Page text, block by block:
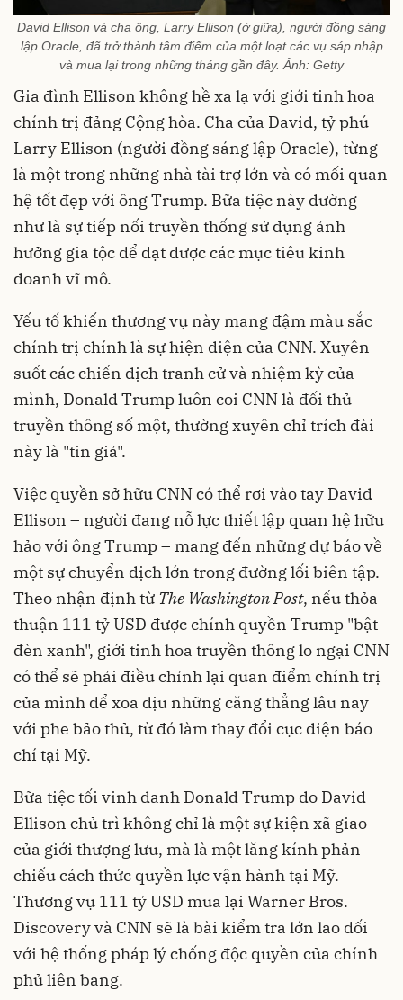
David Ellison và cha ông, Larry Ellison (ở giữa), người đồng sáng
lập Oracle, đã trở thành tâm điểm của một loạt các vụ sáp nhập
và mua lại trong những tháng gần đây. Ảnh: Getty
Gia đình Ellison không hề xa lạ với giới tinh hoa
chính trị đảng Cộng hòa. Cha của David, tỷ phú
Larry Ellison (người đồng sáng lập Oracle), từng
là một trong những nhà tài trợ lớn và có mối quan
hệ tốt đẹp với ông Trump. Bữa tiệc này dường
như là sự tiếp nối truyền thống sử dụng ảnh
hưởng gia tộc để đạt được các mục tiêu kinh
doanh vĩ mô.
Yếu tố khiến thương vụ này mang đậm màu sắc
chính trị chính là sự hiện diện của CNN. Xuyên
suốt các chiến dịch tranh cử và nhiệm kỳ của
mình, Donald Trump luôn coi CNN là đối thủ
truyền thông số một, thường xuyên chỉ trích đài
này là "tin giả".
Việc quyền sở hữu CNN có thể rơi vào tay David
Ellison – người đang nỗ lực thiết lập quan hệ hữu
hảo với ông Trump – mang đến những dự báo về
một sự chuyển dịch lớn trong đường lối biên tập.
Theo nhận định từ The Washington Post, nếu thỏa
thuận 111 tỷ USD được chính quyền Trump "bật
đèn xanh", giới tinh hoa truyền thông lo ngại CNN
có thể sẽ phải điều chỉnh lại quan điểm chính trị
của mình để xoa dịu những căng thẳng lâu nay
với phe bảo thủ, từ đó làm thay đổi cục diện báo
chí tại Mỹ.
Bữa tiệc tối vinh danh Donald Trump do David
Ellison chủ trì không chỉ là một sự kiện xã giao
của giới thượng lưu, mà là một lăng kính phản
chiếu cách thức quyền lực vận hành tại Mỹ.
Thương vụ 111 tỷ USD mua lại Warner Bros.
Discovery và CNN sẽ là bài kiểm tra lớn lao đối
với hệ thống pháp lý chống độc quyền của chính
phủ liên bang.